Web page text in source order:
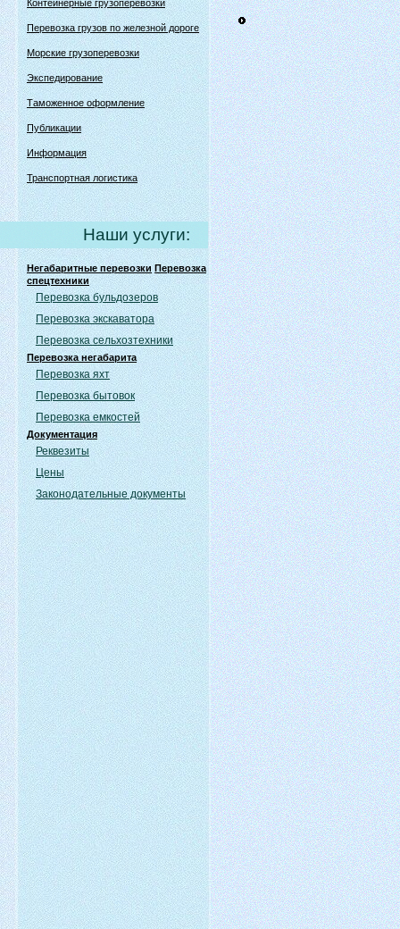
Контейнерные грузоперевозки
Перевозка грузов по железной дороге
Морские грузоперевозки
Экспедирование
Таможенное оформление
Публикации
Информация
Транспортная логистика
Наши услуги:
Негабаритные перевозки Перевозка
спецтехники
Перевозка бульдозеров
Перевозка экскаватора
Перевозка сельхозтехники
Перевозка негабарита
Перевозка яхт
Перевозка бытовок
Перевозка емкостей
Документация
Реквезиты
Цены
Законодательные документы